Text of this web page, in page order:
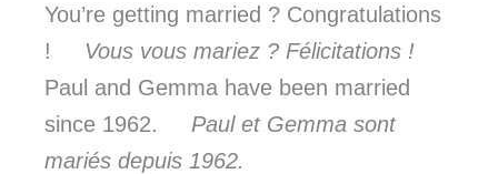
You’re getting married ? Congratulations
! Vous vous mariez ? Félicitations !
Paul and Gemma have been married
since 1962. Paul et Gemma sont
mariés depuis 1962.